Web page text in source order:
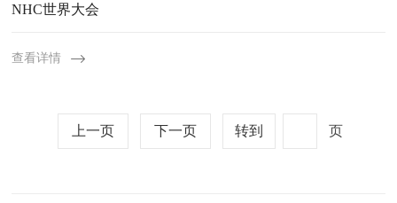
NHC世界大会
查看详情
上一页 下一页 转到 页